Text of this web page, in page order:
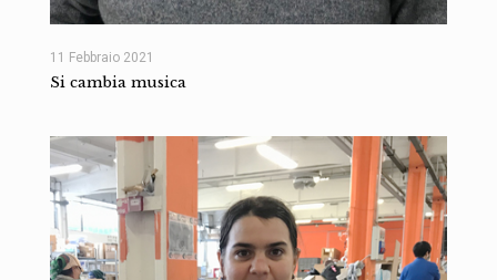
11 Febbraio 2021
Si cambia musica